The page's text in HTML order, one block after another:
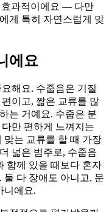
과적이에요 — 다만
게 특히 자연스럽게 맞
에요
해요. 수줍음은 기질
이고, 짧은 교류를 많
는 거예요. 수줍은 분
만 편하게 느껴지는
맞는 교류를 할 때 가장
넓은 범주로, 수줍음
함께 있을 때보다 혼자
둘 다 장애도 아니고, 문
니에요.